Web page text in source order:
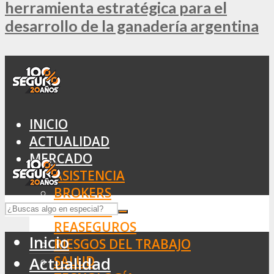
herramienta estratégica para el
desarrollo de la ganadería argentina
INICIO
ACTUALIDAD
MERCADO
ASISTENCIA
BROKERS
SEGUROS
REASEGUROS
RIESGOS DEL TRABAJO
SALUD
Inicio
Actualidad